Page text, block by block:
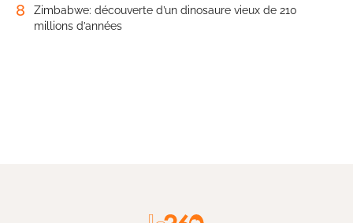
8
Zimbabwe: découverte d’un dinosaure vieux de 210
millions d’années